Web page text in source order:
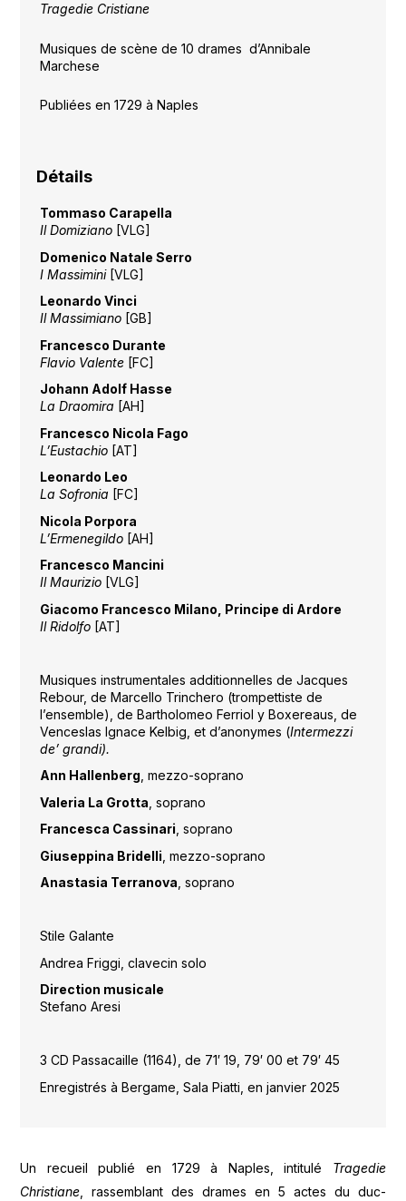
Tragedie Cristiane
Musiques de scène de 10 drames d’Annibale
Marchese
Publiées en 1729 à Naples
Détails
Tommaso Carapella
Il Domiziano [VLG]
Domenico Natale Serro
I Massimini [VLG]
Leonardo Vinci
Il Massimiano [GB]
Francesco Durante
Flavio Valente [FC]
Johann Adolf Hasse
La Draomira [AH]
Francesco Nicola Fago
L’Eustachio [AT]
Leonardo Leo
La Sofronia [FC]
Nicola Porpora
L’Ermenegildo [AH]
Francesco Mancini
Il Maurizio [VLG]
Giacomo Francesco Milano, Principe di Ardore
Il Ridolfo [AT]
Musiques instrumentales additionnelles de Jacques
Rebour, de Marcello Trinchero (trompettiste de
l’ensemble), de Bartholomeo Ferriol y Boxereaus, de
Venceslas Ignace Kelbig, et d’anonymes (Intermezzi
de’ grandi).
Ann Hallenberg , mezzo-soprano
Valeria La Grotta , soprano
Francesca Cassinari , soprano
Giuseppina Bridelli , mezzo-soprano
Anastasia Terranova , soprano
Stile Galante
Andrea Friggi, clavecin solo
Direction musicale
Stefano Aresi
3 CD Passacaille (1164), de 71′ 19, 79′ 00 et 79′ 45
Enregistrés à Bergame, Sala Piatti, en janvier 2025
Un recueil publié en 1729 à Naples, intitulé Tragedie
Christiane, rassemblant des drames en 5 actes du duc-